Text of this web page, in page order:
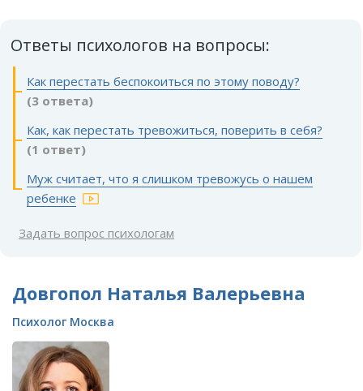
Ответы психологов на вопросы:
Как перестать беспокоиться по этому поводу?
(3 ответа)
Как, как перестать тревожиться, поверить в себя?
(1 ответ)
Муж считает, что я слишком тревожусь о нашем
ребенке
Задать вопрос психологам
Довгопол Наталья Валерьевна
Психолог Москва